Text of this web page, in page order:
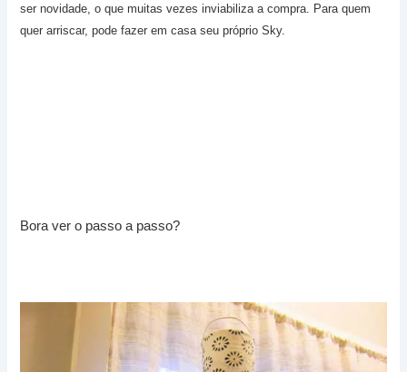
ser novidade, o que muitas vezes inviabiliza a compra. Para quem
quer arriscar, pode fazer em casa seu próprio Sky.
Bora ver o passo a passo?